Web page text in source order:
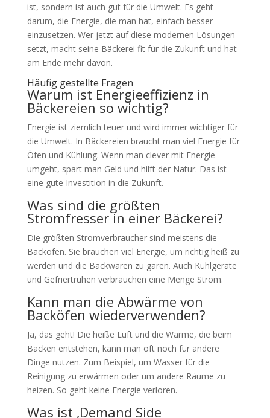
ist, sondern ist auch gut für die Umwelt. Es geht
darum, die Energie, die man hat, einfach besser
einzusetzen. Wer jetzt auf diese modernen Lösungen
setzt, macht seine Bäckerei fit für die Zukunft und hat
am Ende mehr davon.
Häufig gestellte Fragen
Warum ist Energieeffizienz in
Bäckereien so wichtig?
Energie ist ziemlich teuer und wird immer wichtiger für
die Umwelt. In Bäckereien braucht man viel Energie für
Öfen und Kühlung. Wenn man clever mit Energie
umgeht, spart man Geld und hilft der Natur. Das ist
eine gute Investition in die Zukunft.
Was sind die größten
Stromfresser in einer Bäckerei?
Die größten Stromverbraucher sind meistens die
Backöfen. Sie brauchen viel Energie, um richtig heiß zu
werden und die Backwaren zu garen. Auch Kühlgeräte
und Gefriertruhen verbrauchen eine Menge Strom.
Kann man die Abwärme von
Backöfen wiederverwenden?
Ja, das geht! Die heiße Luft und die Wärme, die beim
Backen entstehen, kann man oft noch für andere
Dinge nutzen. Zum Beispiel, um Wasser für die
Reinigung zu erwärmen oder um andere Räume zu
heizen. So geht keine Energie verloren.
Was ist ‚Demand Side